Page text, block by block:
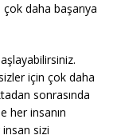
çok daha başarıya
için çok daha
sonrasında
her insanın
sizi